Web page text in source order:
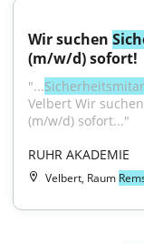
Wir suchen
(m/w/d) sofort!
"...
Velbert Wir suchen
(m/w/d) sofort..."
RUHR AKADEMIE
Velbert, Raum